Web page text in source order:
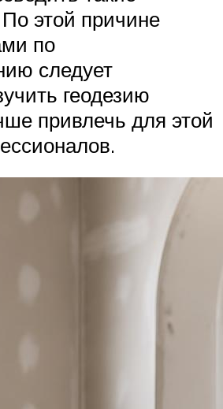
По этой причине
по
следует
геодезию
привлечь для этой